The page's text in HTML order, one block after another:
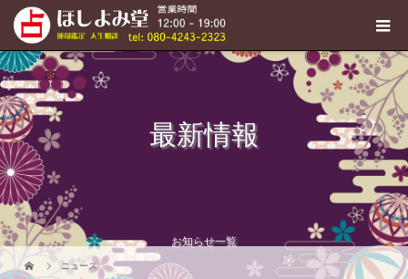
最新情報
お知らせ一覧
ニュース